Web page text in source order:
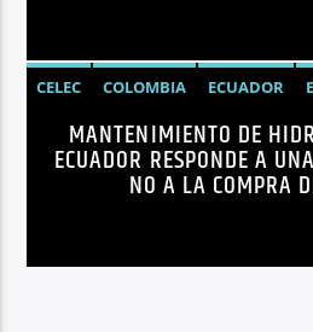
CELEC COLOMBIA ECUADOR
HIDROELÉCTRICAS
NOTICIAS
MANTENIMIENTO DE
ECUADOR RESPONDE A
NO A LA COMPRA